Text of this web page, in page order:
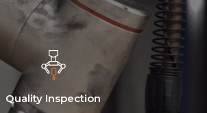
Quality Inspection